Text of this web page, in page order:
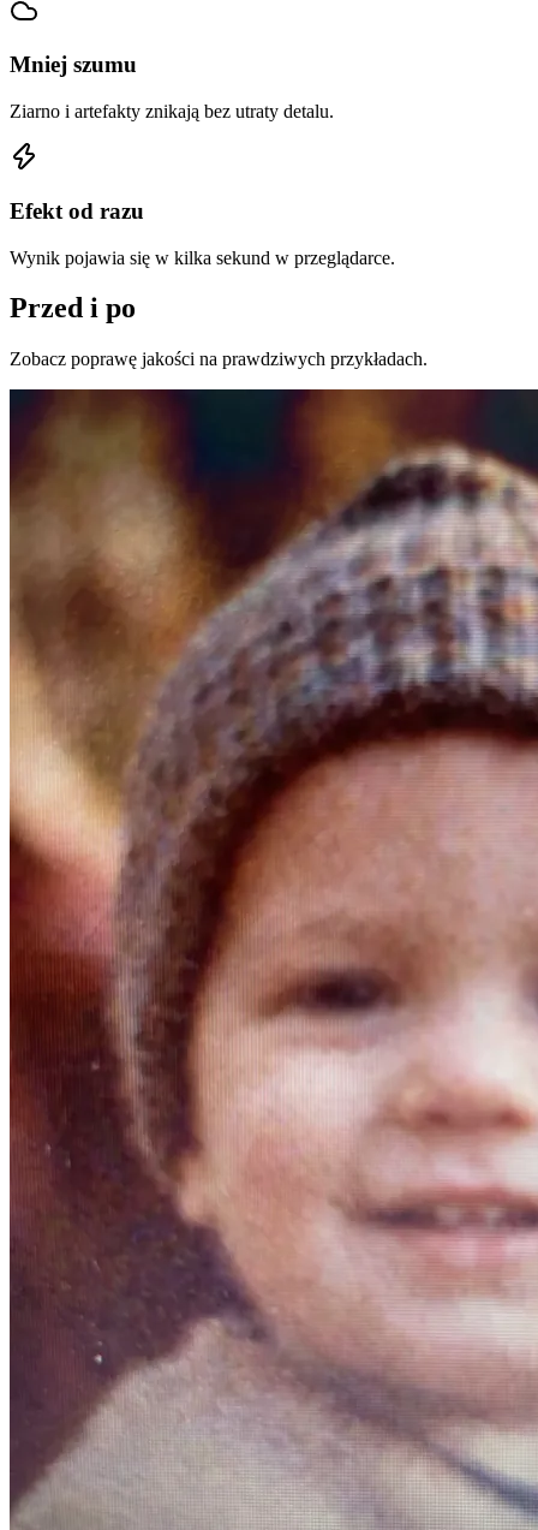
Mniej szumu
Ziarno i artefakty znikają bez utraty detalu.
Efekt od razu
Wynik pojawia się w kilka sekund w przeglądarce.
Przed i po
Zobacz poprawę jakości na prawdziwych przykładach.